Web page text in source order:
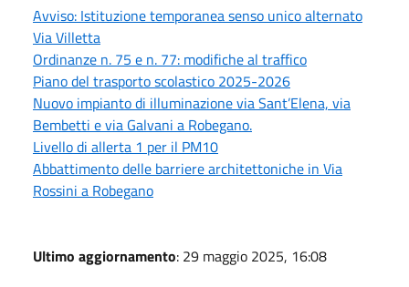
Avviso: Istituzione temporanea senso unico alternato
Via Villetta
Ordinanze n. 75 e n. 77: modifiche al traffico
Piano del trasporto scolastico 2025-2026
Nuovo impianto di illuminazione via Sant’Elena, via
Bembetti e via Galvani a Robegano.
Livello di allerta 1 per il PM10
Abbattimento delle barriere architettoniche in Via
Rossini a Robegano
Ultimo aggiornamento: 29 maggio 2025, 16:08